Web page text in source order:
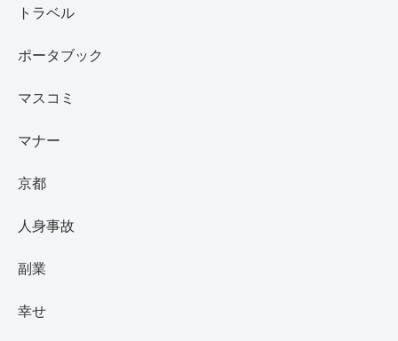
トラベル
ポータブック
マスコミ
マナー
京都
人身事故
副業
幸せ